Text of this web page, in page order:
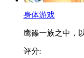
身体游戏
鹰篠一族之中，
评分: